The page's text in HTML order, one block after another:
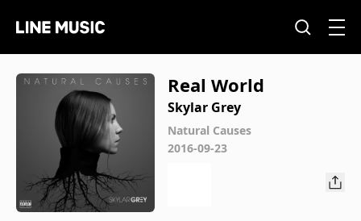
Real World
Skylar Grey
Natural Causes
2016-09-23